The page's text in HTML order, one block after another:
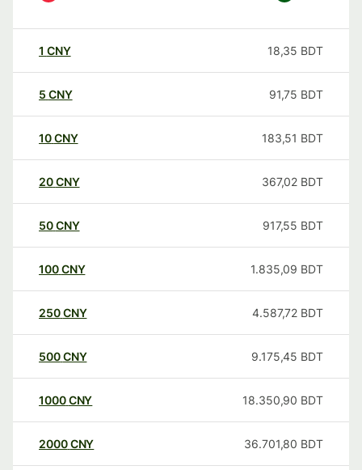
1 CNY 18,35 BDT
5 CNY 91,75 BDT
10CNY 183,51 BDT
20CNY 367,02 BDT
50CNY 917,55 BDT
100CNY 1.835,09 BDT
250CNY 4.587,72 BDT
500CNY 9.175,45 BDT
1000CNY 18.350,90 BDT
2000CNY 36.701,80 BDT